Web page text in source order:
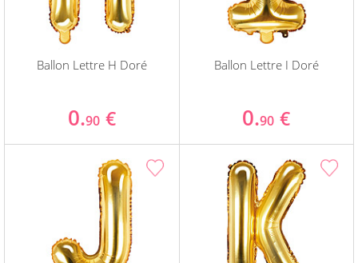
Ballon Lettre H Doré
0.90 €
Ballon Lettre I Doré
0.90 €